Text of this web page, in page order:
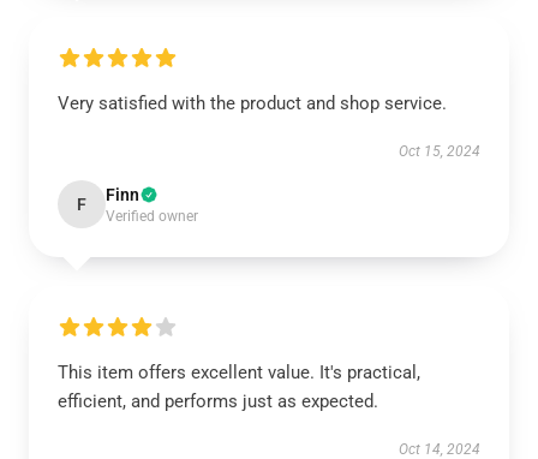
Very satisfied with the product and shop service.
Oct 15, 2024
F Finn
Verified owner
This item offers excellent value. It's practical,
efficient, and performs just as expected.
Oct 14, 2024